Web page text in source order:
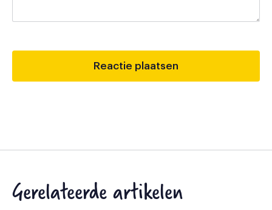
Gerelateerde artikelen